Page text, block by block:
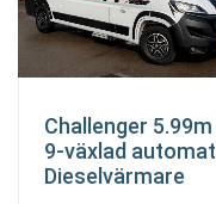
Challenger 5.99m
9-växlad automat
Dieselvärmare